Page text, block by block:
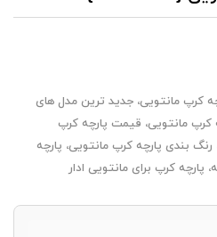
کرپ مانتویی، جدید ترین مدل های
کرپ مانتویی، قیمت پارچه کرپ
بندی پارچه کرپ مانتویی، پارچه
کرپ برای مانتویی ادار